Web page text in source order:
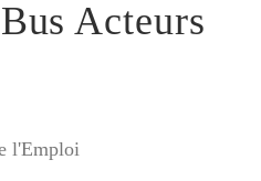
Acteurs
l'Emploi